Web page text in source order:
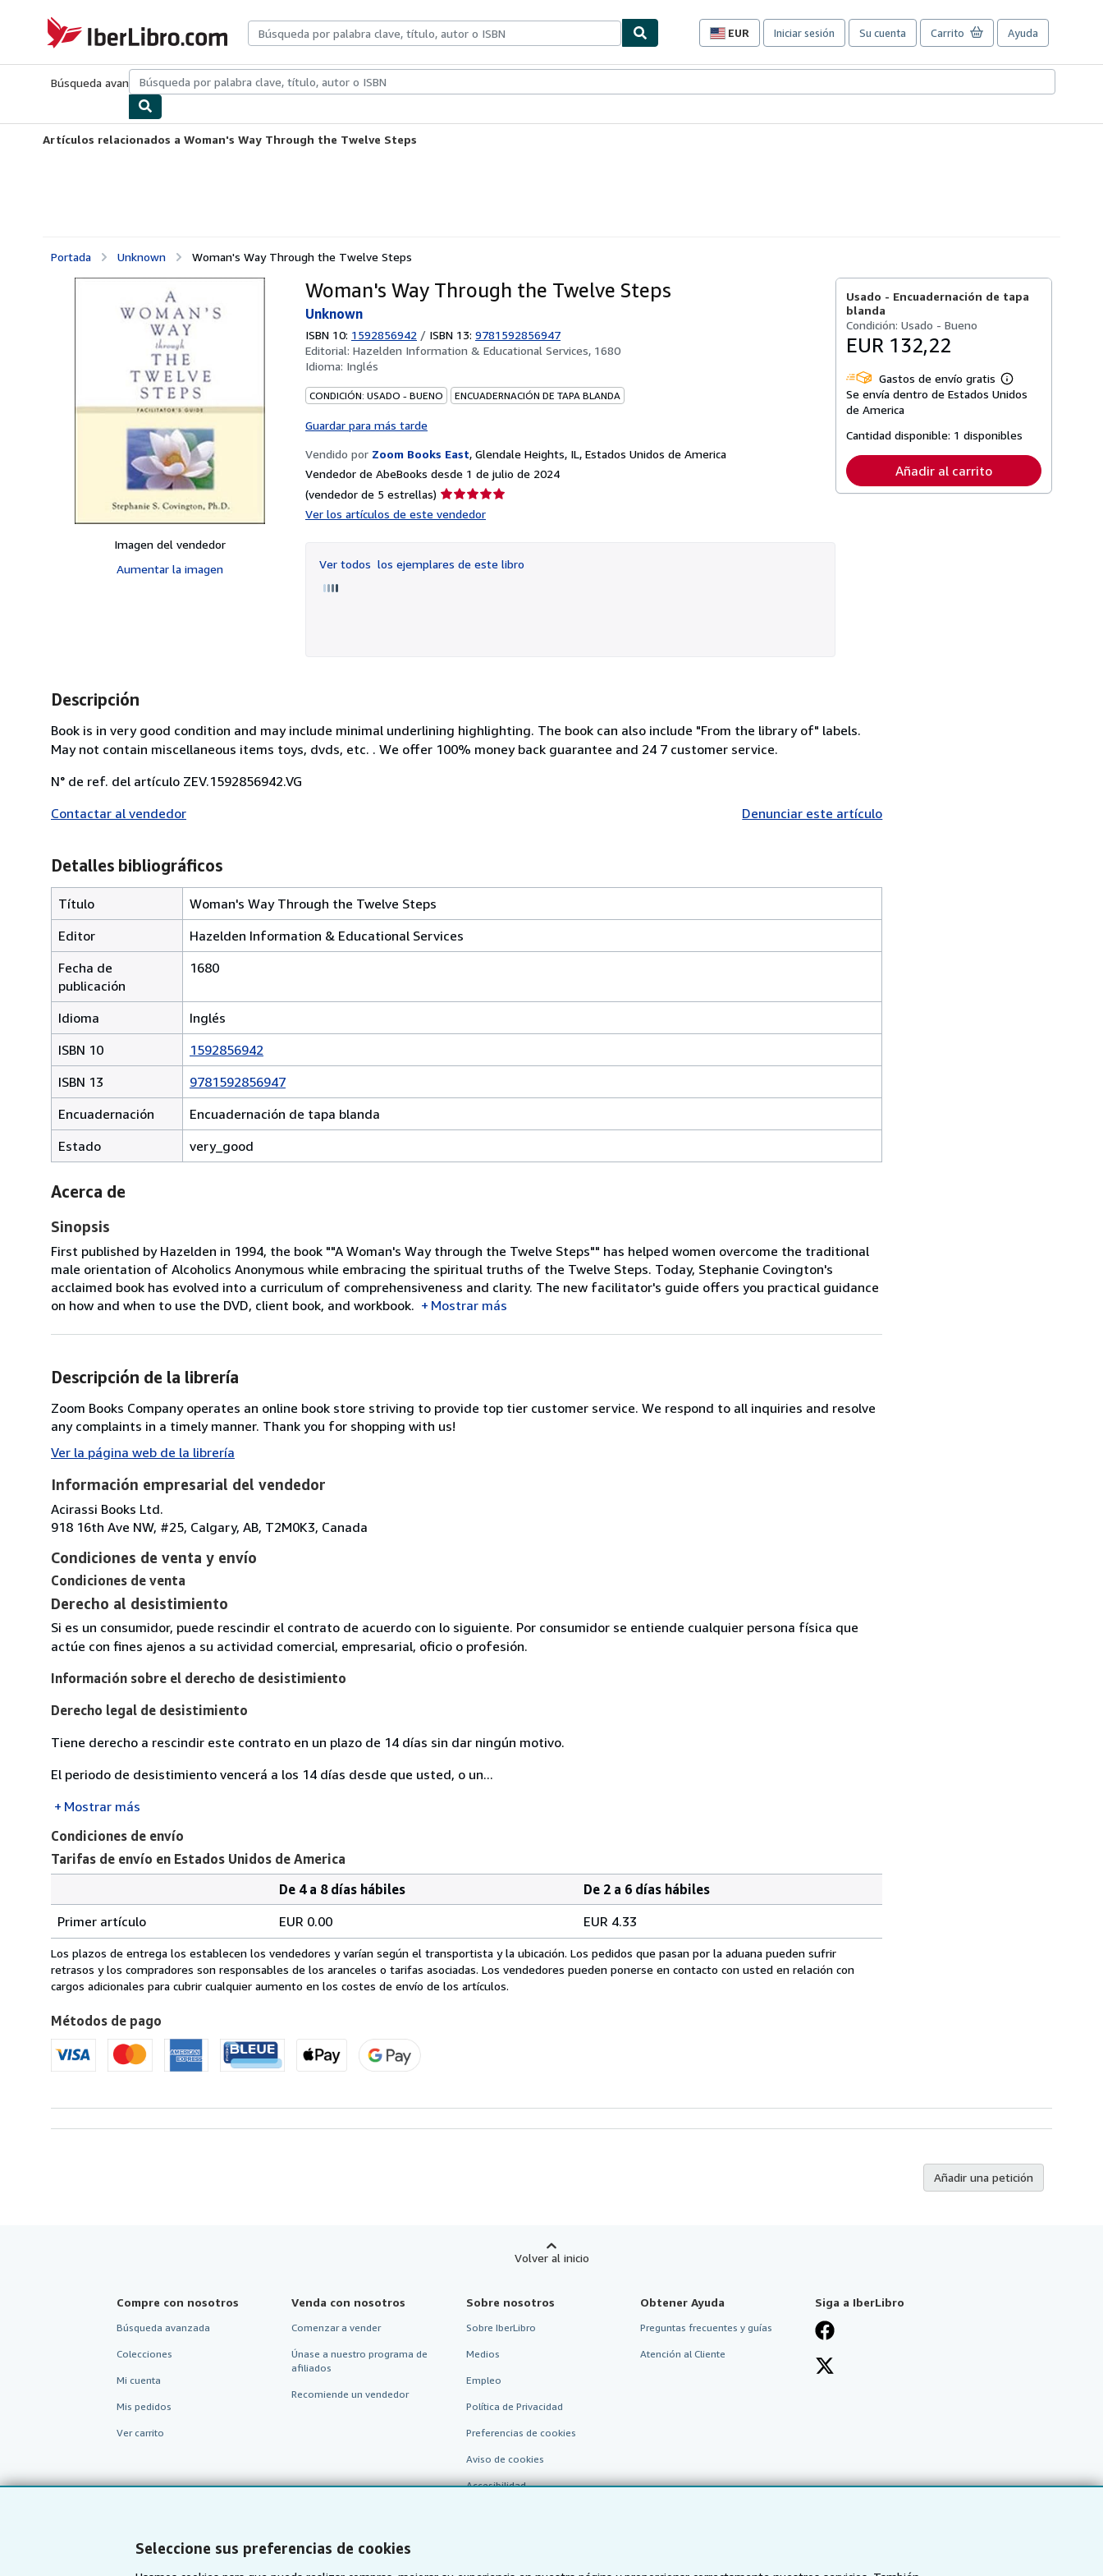
Seleccione sus preferencias de cookies
IberLibro.com
EUR
Preferencias
compra
sitio.
Iniciar sesión Su cuenta Carrito Ayuda
Búsqueda avanzadaColecciones Libros antiguosArte y coleccionismo
Artículos relacionados a Woman's Way Through the Twelve Steps
Portada Unknown Woman's Way Through the Twelve Steps
Imagen del vendedor
Aumentar la imagen
Woman's Way Through the Twelve Steps
Unknown
ISBN 10: 1592856942 / ISBN 13: 9781592856947
Editorial: Hazelden Information & Educational Services, 1680
Idioma: Inglés
CONDICIÓN: USADO - BUENO ENCUADERNACIÓN DE TAPA BLANDA
Guardar para más tarde
Vendido por Zoom Books East, Glendale Heights, IL, Estados Unidos de America
Vendedor de AbeBooks desde 1 de julio de 2024
(vendedor de 5 estrellas) Calificación
Ver los artículos de este vendedor
Ver todos los ejemplares de este libro
Usado - Encuadernación de tapa
blanda
Condición: Usado - Bueno
EUR 132,22
Gastos de envío gratis
Más
información
tarifas
envío
Se envía dentro de Estados Unidos
de America
Cantidad disponible: 1 disponibles
Añadir al carrito
Descripción
Book is in very good condition and may include minimal underlining highlighting. The book can also include "From the library of" labels.
May not contain miscellaneous items toys, dvds, etc. . We offer 100% money back guarantee and 24 7 customer service.
N° de ref. del artículo ZEV.1592856942.VG
Contactar al vendedor
Denunciar este artículo
Detalles bibliográficos
Título
Woman's Way Through the Twelve Steps
Editor
Hazelden Information & Educational Services
Fecha de
publicación
1680
Idioma
Inglés
ISBN 10
1592856942
ISBN 13
9781592856947
Encuadernación
Encuadernación de tapa blanda
Estado
very_good
Acerca de
Sinopsis
First published by Hazelden in 1994, the book ""A Woman's Way through the Twelve Steps"" has helped women overcome the traditional
male orientation of Alcoholics Anonymous while embracing the spiritual truths of the Twelve Steps. Today, Stephanie Covington's
acclaimed book has evolved into a curriculum of comprehensiveness and clarity. The new facilitator's guide offers you practical guidance
on how and when to use the DVD, client book, and workbook.
Mostrar más
Descripción de la librería
Zoom Books Company operates an online book store striving to provide top tier customer service. We respond to all inquiries and resolve
any complaints in a timely manner. Thank you for shopping with us!
Ver la página web de la librería
Información empresarial del vendedor
Acirassi Books Ltd.
918 16th Ave NW, #25, Calgary, AB, T2M0K3, Canada
Condiciones de venta y envío
Condiciones de venta
Derecho al desistimiento
Si es un consumidor, puede rescindir el contrato de acuerdo con lo siguiente. Por consumidor se entiende cualquier persona física que
actúe con fines ajenos a su actividad comercial, empresarial, oficio o profesión.
Información sobre el derecho de desistimiento
Derecho legal de desistimiento
Tiene derecho a rescindir este contrato en un plazo de 14 días sin dar ningún motivo.
El periodo de desistimiento vencerá a los 14 días desde que usted, o un...
Mostrar más
Condiciones de envío
Tarifas de envío en Estados Unidos de America
de
envío
en
Estados
de
America
pedido
De 4 a 8 días hábiles
De 2 a 6 días hábiles
Primer artículo
EUR 0.00 EUR 4.33
Los plazos de entrega los establecen los vendedores y varían según el transportista y la ubicación. Los pedidos que pasan por la aduana pueden sufrir
retrasos y los compradores son responsables de los aranceles o tarifas asociadas. Los vendedores pueden ponerse en contacto con usted en relación con
cargos adicionales para cubrir cualquier aumento en los costes de envío de los artículos.
Métodos de pago
Añadir una petición
Volver al inicio
Compre con nosotros
Búsqueda avanzada
Colecciones
Mi cuenta
Mis pedidos
Ver carrito
Venda con nosotros
Comenzar a vender
Únase a nuestro programa de
afiliados
Recomiende un vendedor
Sobre nosotros
Sobre IberLibro
Medios
Empleo
Política de Privacidad
Preferencias de cookies
Aviso de cookies
Accesibilidad
Obtener Ayuda
Preguntas frecuentes y guías
Atención al Cliente
Siga a IberLibro